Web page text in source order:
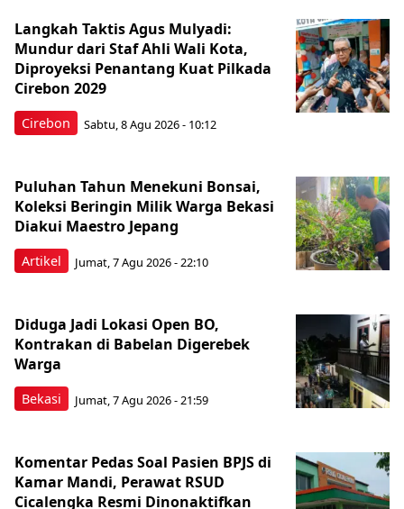
Cirebon
Langkah Taktis Agus Mulyadi:
Mundur dari Staf Ahli Wali Kota,
Diproyeksi Penantang Kuat Pilkada
Cirebon 2029
Sabtu, 8 Agu 2026 - 10:12
Artikel
Puluhan Tahun Menekuni Bonsai,
Koleksi Beringin Milik Warga Bekasi
Diakui Maestro Jepang
Jumat, 7 Agu 2026 - 22:10
Bekasi
Diduga Jadi Lokasi Open BO,
Kontrakan di Babelan Digerebek
Warga
Jumat, 7 Agu 2026 - 21:59
Komentar Pedas Soal Pasien BPJS di
Kamar Mandi, Perawat RSUD
Cicalengka Resmi Dinonaktifkan